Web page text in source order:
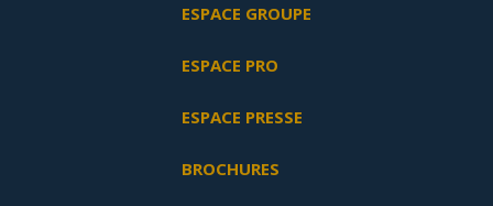
ESPACE GROUPE
ESPACE PRO
ESPACE PRESSE
BROCHURES